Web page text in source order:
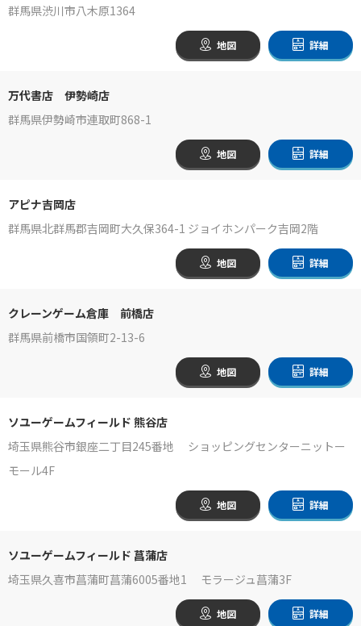
群馬県渋川市八木原1364
地図 詳細
万代書店 伊勢崎店
群馬県伊勢崎市連取町868-1
地図 詳細
アピナ吉岡店
群馬県北群馬郡吉岡町大久保364-1 ジョイホンパーク吉岡2階
地図 詳細
クレーンゲーム倉庫 前橋店
群馬県前橋市国領町2-13-6
地図 詳細
ソユーゲームフィールド 熊谷店
埼玉県熊谷市銀座二丁目245番地 ショッピングセンターニットー
モール4F
地図 詳細
ソユーゲームフィールド 菖蒲店
埼玉県久喜市菖蒲町菖蒲6005番地1 モラージュ菖蒲3F
地図 詳細